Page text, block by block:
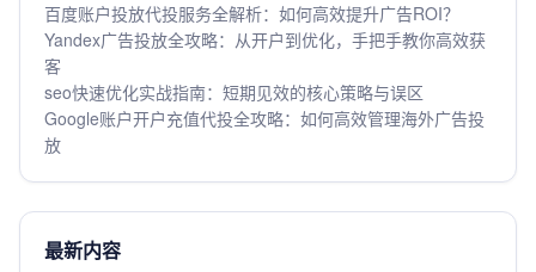
百度账户投放代投服务全解析：如何高效提升广告ROI？
Yandex广告投放全攻略：从开户到优化，手把手教你高效获
客
seo快速优化实战指南：短期见效的核心策略与误区
Google账户开户充值代投全攻略：如何高效管理海外广告投
放
最新内容